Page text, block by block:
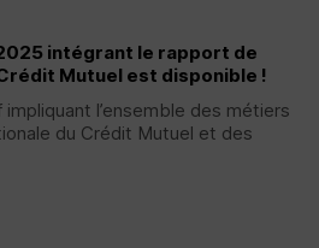
intégrant le rapport de
Mutuel est disponible !
impliquant l’ensemble des métiers
du Crédit Mutuel et des